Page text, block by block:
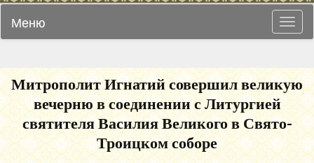
Меню
Митрополит Игнатий совершил великую
вечерню в соединении с Литургией
святителя Василия Великого в Свято-
Троицком соборе